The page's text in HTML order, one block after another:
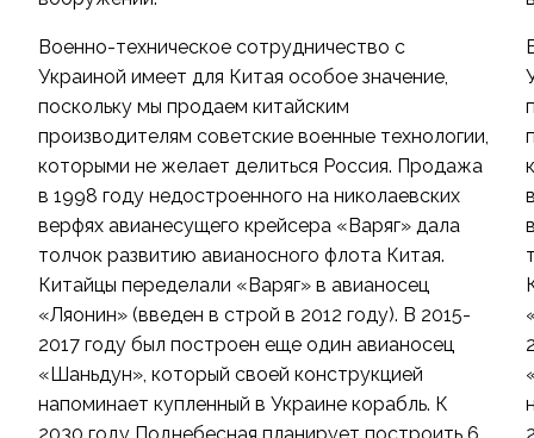
Военно-техническое сотрудничество с
Украиной имеет для Китая особое значение,
поскольку мы продаем китайским
производителям советские военные технологии,
которыми не желает делиться Россия. Продажа
в 1998 году недостроенного на николаевских
верфях авианесущего крейсера «Варяг» дала
толчок развитию авианосного флота Китая.
Китайцы переделали «Варяг» в авианосец
«Ляонин» (введен в строй в 2012 году). В 2015-
2017 году был построен еще один авианосец
«Шаньдун», который своей конструкцией
напоминает купленный в Украине корабль. К